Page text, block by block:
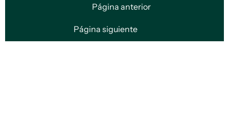
Página anterior
Página siguiente